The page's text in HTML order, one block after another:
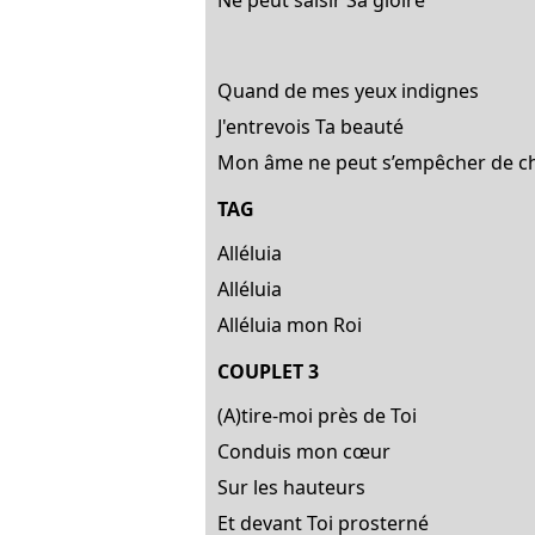
Quand de mes yeux indignes
J'entrevois Ta beauté
Mon âme ne peut s’empêcher de
TAG
Alléluia
Alléluia
Alléluia mon Roi
COUPLET 3
(A)tire-moi près de Toi
Conduis mon cœur
Sur les hauteurs
Et devant Toi prosterné